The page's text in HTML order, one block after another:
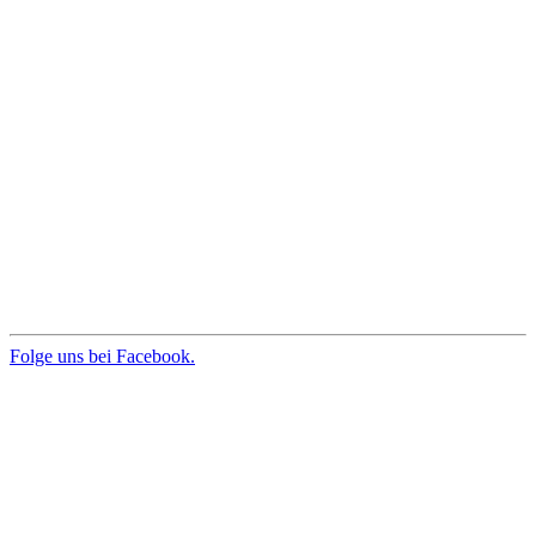
Folge uns bei Facebook.